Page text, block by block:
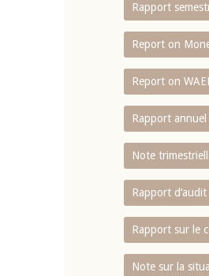
Rapport
Report on
Report on
Rapport annuel
Note
Rapport
Rapport sur le
Note sur la